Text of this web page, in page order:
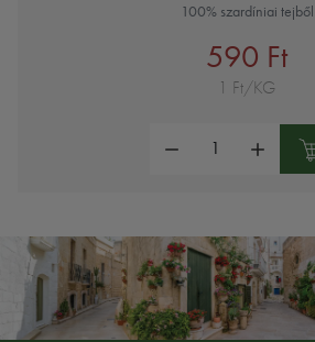
100% szardíniai tejből
590 Ft
1 Ft/KG